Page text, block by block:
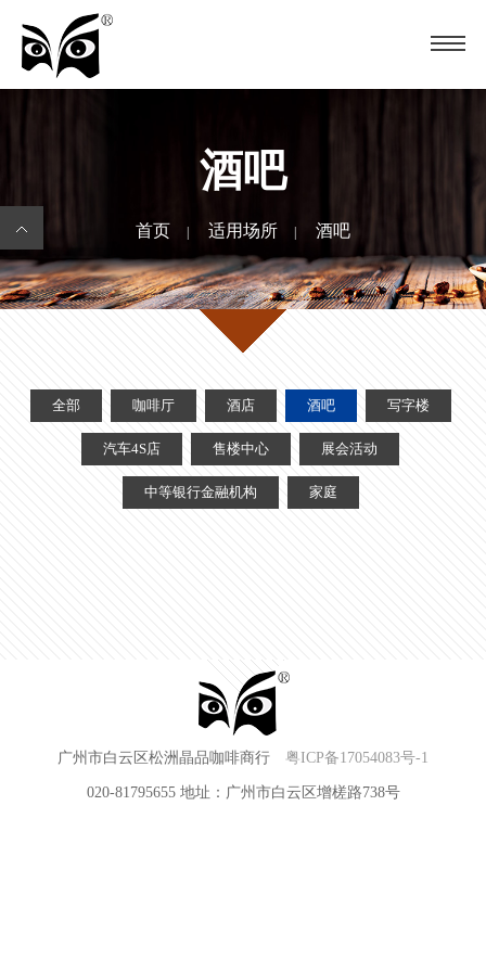
酒吧
首页 适用场所 酒吧
全部 咖啡厅 酒店 酒吧 写字楼
汽车4S店 售楼中心 展会活动
中等银行金融机构 家庭
广州市白云区松洲晶品咖啡商行 粤ICP备17054083号-1
020-81795655 地址：广州市白云区增槎路738号